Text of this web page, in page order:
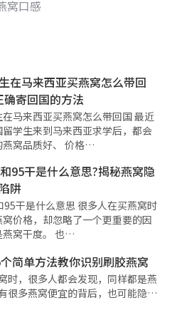
在马来西亚买燕窝怎么带回
确寄回国的方法
马来西亚买燕窝怎么带回国 最近
学生来到马来西亚求学后，都会
燕窝品质好、 价格…
95干是什么意思?揭秘燕窝隐
阱
95干是什么意思 很多人在买燕窝时
窝价格，却忽略了一个更重要的因
燕窝干度。 也…
简单方法教你识别刷胶燕窝
时，很多人都会发现，同样都是燕
很多燕窝便宜的背后，也可能隐…